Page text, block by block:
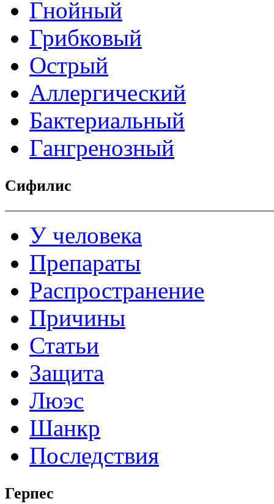
Гнойный
Грибковый
Острый
Аллергический
Бактериальный
Гангренозный
Сифилис
У человека
Препараты
Распространение
Причины
Статьи
Защита
Люэс
Шанкр
Последствия
Герпес